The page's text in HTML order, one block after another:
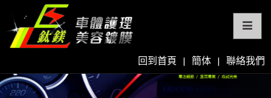
回到首頁 | 簡体 | 聯絡我們